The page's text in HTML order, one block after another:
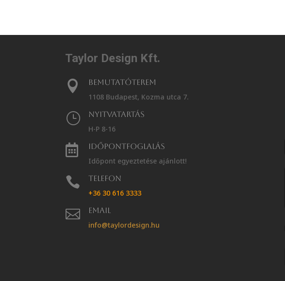
Taylor Design Kft.

Bemutatóterem
1108 Budapest, Kozma utca 7.
}
Nyitvatartás
H-P 8-16

Időpontfoglalás
Időpont egyeztetése ajánlott!

Telefon
+36 30 616 3333

Email
info@taylordesign.hu